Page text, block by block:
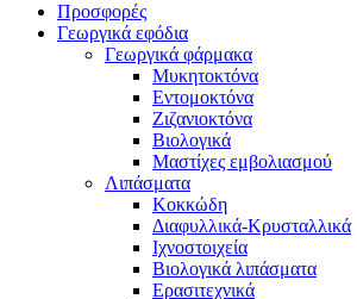
Προσφορές
Γεωργικά εφόδια
Γεωργικά φάρμακα
Μυκητοκτόνα
Εντομοκτόνα
Ζιζανιοκτόνα
Βιολογικά
Μαστίχες εμβολιασμού
Λιπάσματα
Κοκκώδη
Διαφυλλικά-Κρυσταλλικά
Ιχνοστοιχεία
Βιολογικά λιπάσματα
Ερασιτεχνικά